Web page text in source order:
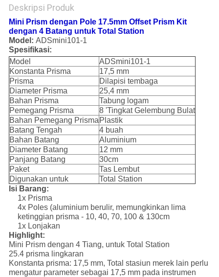
Deskripsi Produk
Mini Prism dengan Pole 17.5mm Offset Prism Kit
dengan 4 Batang untuk Total Station
Model: ADSmini101-1
Spesifikasi:
Model
ADSmini101-1
Konstanta Prisma
17,5 mm
Prisma
Dilapisi tembaga
Diameter Prisma
25,4 mm
Bahan Prisma
Tabung logam
Pemegang Prisma
8 'Tingkat Gelembung Bulat
Bahan Pemegang PrismaPlastik
Batang Tengah
4 buah
Bahan Batang
Aluminium
Diameter Batang
12 mm
Panjang Batang
30cm
Paket
Tas Lembut
Digunakan untuk
Total Station
Isi Barang:
1x Prisma
4x Poles (aluminium berulir, memungkinkan lima
ketinggian prisma - 10, 40, 70, 100 & 130cm
1x Lonjakan
Highlight:
Mini Prism dengan 4 Tiang, untuk Total Station
25.4 prisma lingkaran
Konstanta prisma: 17,5 mm, Total stasiun merek lain perlu
mengatur parameter sebagai 17,5 mm pada instrumen